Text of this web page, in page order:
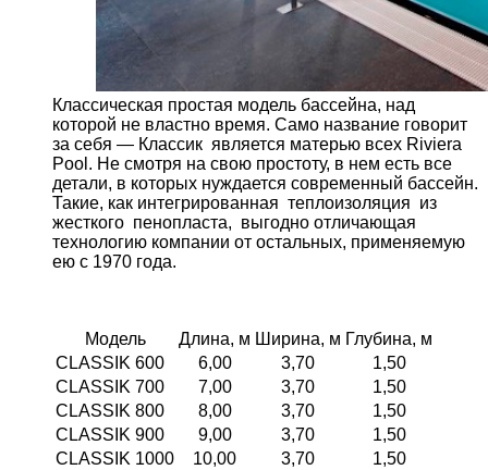
Классическая простая модель бассейна, над
которой не властно время. Само название говорит
за себя — Классик является матерью всех Riviera
Pool. Не смотря на свою простоту, в нем есть все
детали, в которых нуждается современный бассейн.
Такие, как интегрированная теплоизоляция из
жесткого пенопласта, выгодно отличающая
технологию компании от остальных, применяемую
ею с 1970 года.
Модель Длина, м Ширина, м Глубина, м
CLASSIK 600
6,00 3,70
1,50
CLASSIK 700
7,00 3,70
1,50
CLASSIK 800
8,00 3,70
1,50
CLASSIK 900
9,00 3,70
1,50
CLASSIK 1000
10,00 3,70 1,50